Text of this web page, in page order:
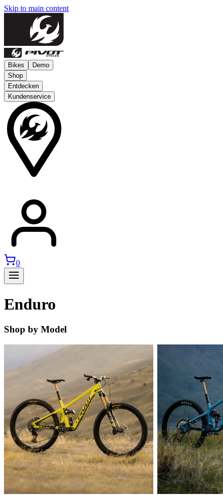
Skip to main content
Bikes
Demo
Shop
Entdecken
Kundenservice
0
Enduro
Shop by Model